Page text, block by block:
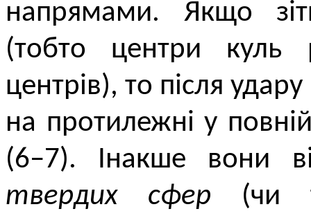
напрямами. Якщо
(тобто центри куль
центрів), то після
на протилежні у
(6–7). Інакше вони
твердих сфер (чи